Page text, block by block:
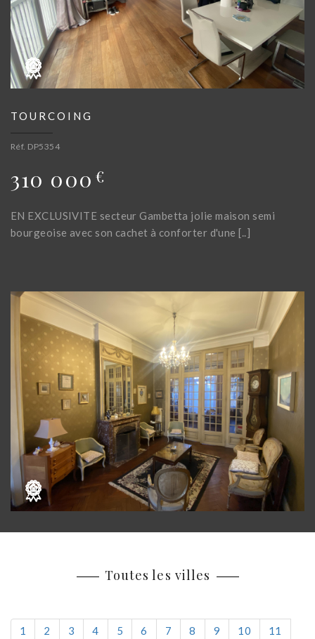
TOURCOING
Réf. DP5354
310 000 €
EN EXCLUSIVITE secteur Gambetta jolie maison semi
bourgeoise avec son cachet à conforter d'une [..]
Toutes les villes
1 2 3 4 5 6 7 8 9 10 11